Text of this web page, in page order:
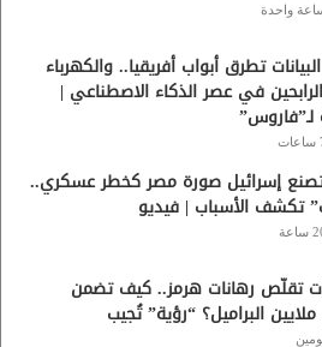
واحدة
تطرق أبواب أفريقيا.. والكهرباء
في عصر الذكاء الاصطناعي |
تصنع إسرائيل صورة مصر كخطر عسكري..
تكشف الأسباب | فيديو
تقلّص رهانات هرمز.. كيف تضمن
البراميل؟ “رؤية” تُجيب